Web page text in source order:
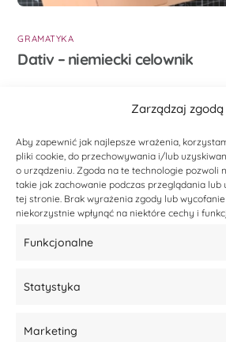
Zarządzaj zgodą
Aby zapewnić jak najlepsze wrażenia,
pliki cookie, do przechowywania i/lub
o urządzeniu. Zgoda na te technologie pozwoli
takie jak zachowanie podczas przeglądania
tej stronie. Brak wyrażenia zgody lub
niekorzystnie wpłynąć na niektóre cechy i
Funkcjonalne
Statystyka
Marketing
GRAMATYKA
Dativ – niemiecki celownik
Dodaj komentarz
Twój adres email nie zostanie
Wymagane pola są oznaczone*